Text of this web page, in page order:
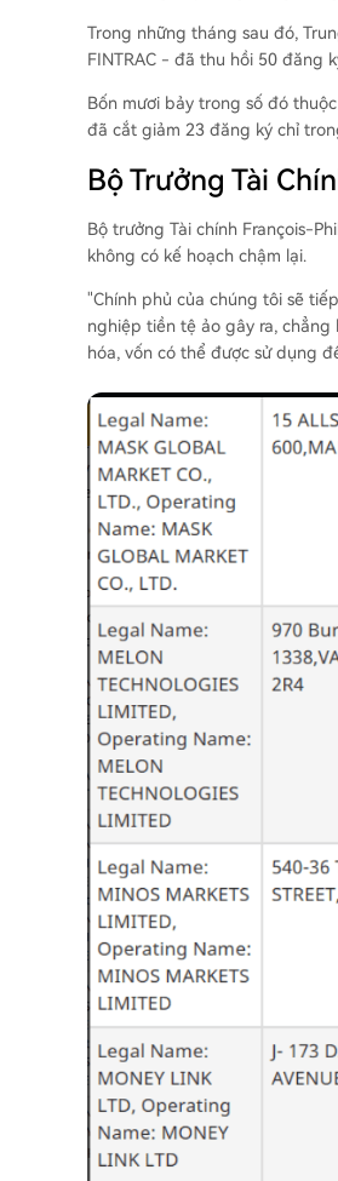
Trong những tháng sau đó,
FINTRAC - đã thu hồi 50 đăng
Bốn mươi bảy trong số đó
đã cắt giảm 23 đăng ký chỉ
Bộ Trưởng Tài
Bộ trưởng Tài chính François-
không có kế hoạch chậm lại.
"Chính phủ của chúng tôi sẽ
nghiệp tiền tệ ảo gây ra, chẳng
hóa, vốn có thể được sử dụng